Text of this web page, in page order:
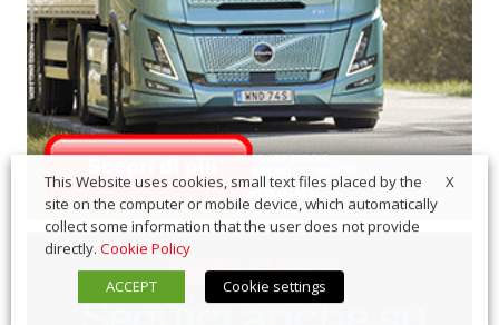
X
This Website uses cookies, small text files placed by the
site on the computer or mobile device, which automatically
collect some information that the user does not provide
directly. Cookie Policy
ACCEPT
Cookie settings